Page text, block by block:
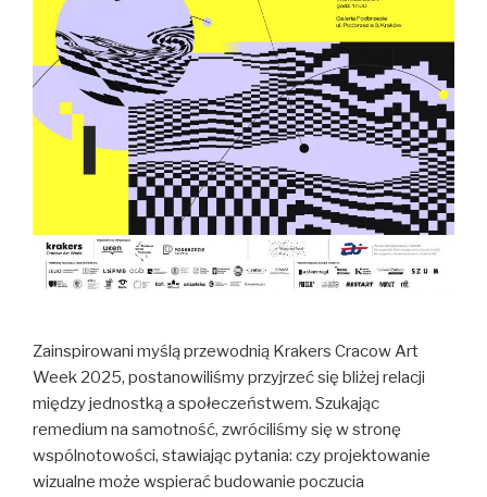
Zainspirowani myślą przewodnią Krakers Cracow Art
Week 2025, postanowiliśmy przyjrzeć się bliżej relacji
między jednostką a społeczeństwem. Szukając
remedium na samotność, zwróciliśmy się w stronę
wspólnotowości, stawiając pytania: czy projektowanie
wizualne może wspierać budowanie poczucia